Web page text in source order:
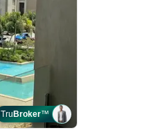
TruBroker™